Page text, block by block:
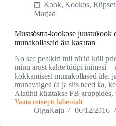
Kook, Kookos,
Marjad
Mustsõstra-kookose juustukook
munakollaseid ära kasutan
No see pealkiri tuli nüüd küll
minu arust kahte tüüpi inimesi –
kokkamisest munakollased üle,
munavalged (a ja siis need ka,
Alatihti küsitakse FB
Vaata retsepti lähemalt
Mustsõstra-
kookoseOlgaKaju 06/12/2016